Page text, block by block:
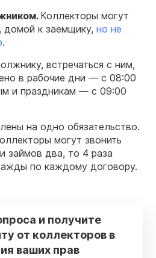
Коллекторы могут
домой к заемщику, но не
.
встречаться с ним,
в рабочие дни — с 08:00
и праздникам — с 09:00
на одно обязательство.
могут звонить
займов два, то 4 раза
по каждому договору.
и получите
от коллекторов в
ваших прав